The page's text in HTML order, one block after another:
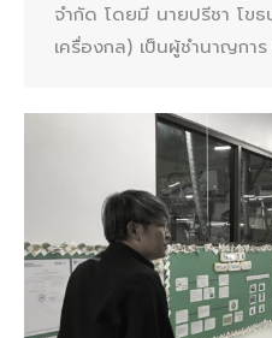
จำกัด โดยมี นายปรีชา โข
เครื่องกล) เป็นผู้ชำนาญกา